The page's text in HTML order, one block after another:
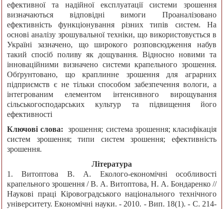
ефективної та надійної експлуатації системи зрошення
визначаються відповідні вимоги Проаналізовано
ефективність функціонування різних типів систем. На
основі аналізу зрошувальної техніки, що використовується в
Україні зазначено, що широкого розповсюдження набув
такий спосіб поливу як дощування. Відносно новими та
інноваційними визначено системи крапельного зрошення.
Обґрунтовано, що краплинне зрошення для аграрних
підприємств є не тільки способом забезпечення вологи, а
інтегрованим елементом інтенсивного вирощування
сільськогосподарських культур та підвищення його
ефективності
Ключові слова:
зрошення; система зрошення; класифікація
систем зрошення; типи систем зрошення; ефективність
зрошення.
Література
1. Витоптова В. А. Еколого-економічні особливості
крапельного зрошення / В. А. Витоптова, Н. А. Бондаренко //
Наукові праці Кіровоградського національного технічного
університету. Економічні науки. - 2010. - Вип. 18(1). - С. 214-